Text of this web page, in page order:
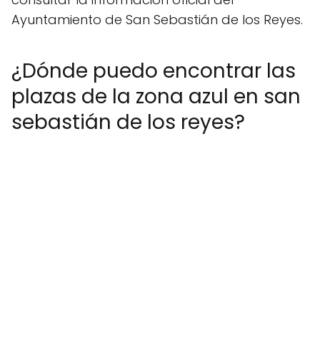
Ayuntamiento de San Sebastián de los Reyes.
¿Dónde puedo encontrar las
plazas de la zona azul en san
sebastián de los reyes?